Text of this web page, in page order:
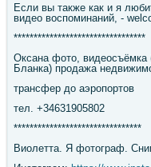
Если вы также как и я
видео воспоминаний, -
*********************************
Оксана фото, видеосъёмка
Бланка) продажа
трансфер до аэропортов
тел. +34631905802
********************************
Виолетта. Я фотограф.